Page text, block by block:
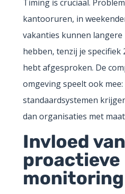
Timing is cruciaal.
kantooruren, in
vakanties kunnen
hebben, tenzij je
hebt afgesproken. De
omgeving speelt ook
standaardsystemen
dan organisaties met
Invloed van
proactieve
monitoring